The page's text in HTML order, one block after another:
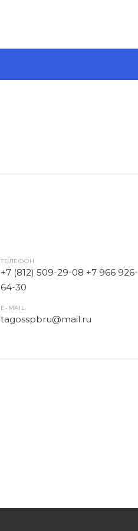
ТЕЛЕФОН
+7 (812) 509-29-08 +7 966 926-
64-30
E-MAIL
tagosspbru@mail.ru